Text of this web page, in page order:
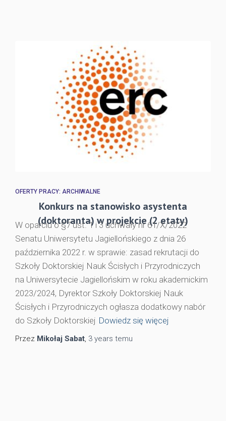
OFERTY PRACY: ARCHIWALNE
Konkurs na stanowisko asystenta
(doktoranta) w projekcie (2 etaty)
W oparciu o §7 ust. 1 i 3 uchwały nr 61/X/2022
Senatu Uniwersytetu Jagiellońskiego z dnia 26
października 2022 r. w sprawie: zasad rekrutacji do
Szkoły Doktorskiej Nauk Ścisłych i Przyrodniczych
na Uniwersytecie Jagiellońskim w roku akademickim
2023/2024, Dyrektor Szkoły Doktorskiej Nauk
Ścisłych i Przyrodniczych ogłasza dodatkowy nabór
do Szkoły Doktorskiej Dowiedz się więcej
Przez Mikołaj Sabat, 3 years temu